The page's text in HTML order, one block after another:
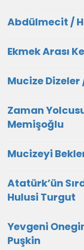
Abdülmecit /
Ekmek Arası
Mucize Dizeler
Zaman
Memişoğlu
Mucizeyi
Atatürk’ün
Hulusi Turgut
Yevgeni
Puşkin